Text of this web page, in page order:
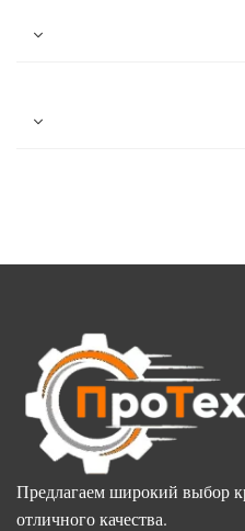
Предлагаем широкий выбор
отличного качества.